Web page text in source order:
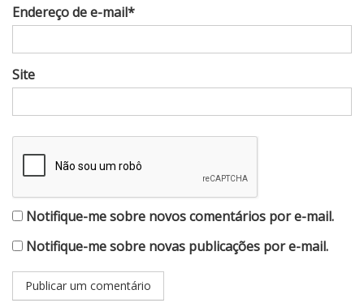
Endereço de e-mail*
Site
Notifique-me sobre novos comentários por e-mail.
Notifique-me sobre novas publicações por e-mail.